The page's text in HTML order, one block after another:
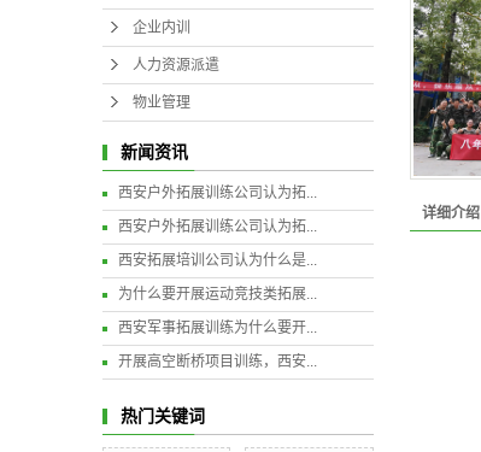
企业内训
人力资源派遣
物业管理
新闻资讯
西安户外拓展训练公司认为拓...
西安户外拓展训练公司认为拓...
西安拓展培训公司认为什么是...
为什么要开展运动竞技类拓展...
西安军事拓展训练为什么要开...
开展高空断桥项目训练，西安...
热门关键词
详细介绍